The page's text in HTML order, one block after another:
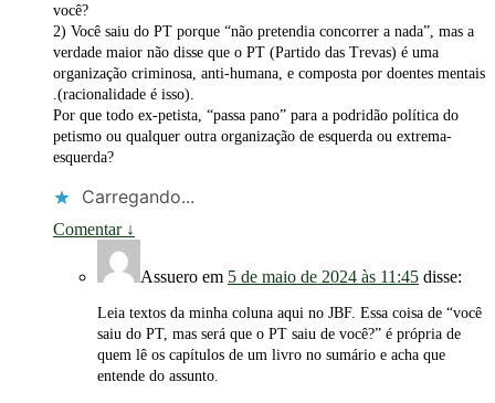
você?
2) Você saiu do PT porque “não pretendia concorrer a nada”, mas a
verdade maior não disse que o PT (Partido das Trevas) é uma
organização criminosa, anti-humana, e composta por doentes mentais
.(racionalidade é isso).
Por que todo ex-petista, “passa pano” para a podridão política do
petismo ou qualquer outra organização de esquerda ou extrema-
esquerda?
Carregando...
Comentar ↓
Assuero em 5 de maio de 2024 às 11:45 disse:
Leia textos da minha coluna aqui no JBF. Essa coisa de “você
saiu do PT, mas será que o PT saiu de você?” é própria de
quem lê os capítulos de um livro no sumário e acha que
entende do assunto.